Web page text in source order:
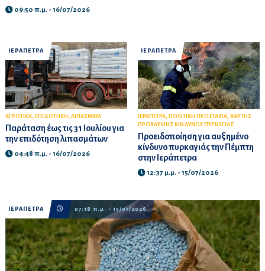
09:50 π.μ. - 16/07/2026
ΙΕΡΑΠΕΤΡΑ
ΑΓΡΟΤΙΚΑ, ΕΠΙΔΟΤΗΣΗ , ΛΙΠΑΣΜΑΤΑ
Παράταση έως τις 31 Ιουλίου για
την επιδότηση λιπασμάτων
04:48 π.μ. - 16/07/2026
ΙΕΡΑΠΕΤΡΑ
ΙΕΡΑΠΕΤΡΑ, ΠΟΛΙΤΙΚΗ ΠΡΟΣΤΑΣΙΑ, ΧΑΡΤΗΣ
ΠΡΟΒΛΕΨΗΣ ΚΙΝΔΥΝΟΥ ΠΥΡΚΑΓΙΑΣ
Προειδοποίηση για αυξημένο
κίνδυνο πυρκαγιάς την Πέμπτη
στην Ιεράπετρα
12:37 μ.μ. - 15/07/2026
ΙΕΡΑΠΕΤΡΑ 07:18 π.μ. - 15/07/2026